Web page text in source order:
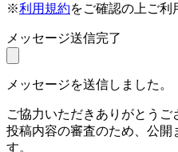
※利用規約をご確認の上ご利
メッセージ送信完了
メッセージを送信しました。
ご協力いただきありがとうご
投稿内容の審査のため、公開
す。